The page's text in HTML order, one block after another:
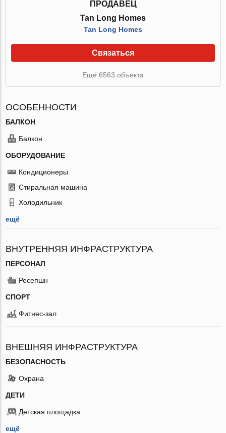
ПРОДАВЕЦ
Tan Long Homes
Tan Long Homes
Связаться
Ещё 6563 объекта
ОСОБЕННОСТИ
БАЛКОН
Балкон
ОБОРУДОВАНИЕ
Кондиционеры
Стиральная машина
Холодильник
ещё
ВНУТРЕННЯЯ ИНФРАСТРУКТУРА
ПЕРСОНАЛ
Ресепшн
СПОРТ
Фитнес-зал
ВНЕШНЯЯ ИНФРАСТРУКТУРА
БЕЗОПАСНОСТЬ
Охрана
ДЕТИ
Детская площадка
ещё